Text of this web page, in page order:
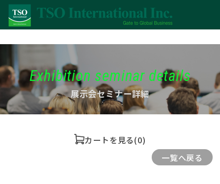
Exhibition seminar details
展示会セミナー詳細
カートを見る(0)
一覧へ戻る